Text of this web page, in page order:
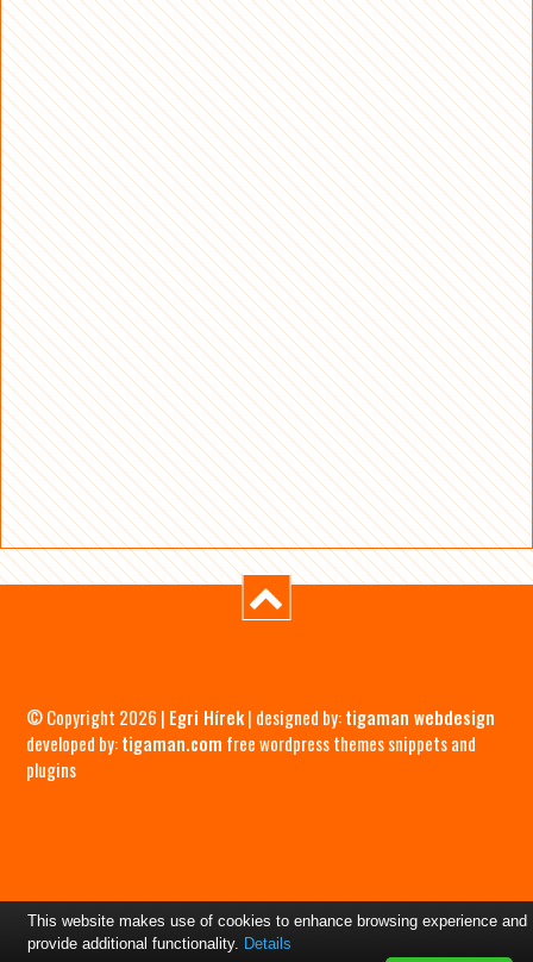
© Copyright 2026 | Egri Hírek| designed by:tigaman webdesign
developed by:tigaman.com free wordpress themes snippets and
plugins
This website makes use of cookies to enhance browsing experience and
provide additional functionality. Details